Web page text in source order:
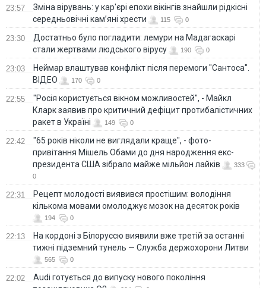
23:57
Зміна вірувань: у кар'єрі епохи вікінгів знайшли рідкісні
середньовічні кам’яні хрести
115 0
23:30
Достатньо було погладити: лемури на Мадагаскарі
стали жертвами людського вірусу
190 0
23:03
Неймар влаштував конфлікт після перемоги "Сантоса".
ВІДЕО
170 0
22:55
"Росія користується вікном можливостей", - Майкл
Кларк заявив про критичний дефіцит протибалістичних
ракет в Україні
149 0
22:42
"65 років ніколи не виглядали краще", - фото-
привітання Мішель Обами до дня народження екс-
президента США зібрало майже мільйон лайків
333
0
22:31
Рецепт молодості виявився простішим: володіння
кількома мовами омолоджує мозок на десяток років
194 0
22:13
На кордоні з Білоруссю виявили вже третій за останні
тижні підземний тунель — Служба держохорони Литви
565 0
22:02
Audi готується до випуску нового покоління